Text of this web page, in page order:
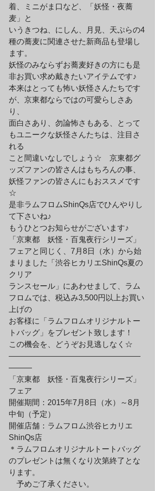
着、ミニがま口など、「妖怪・夜蕎
麦」と
いうきつね、にしん、月見、天ぷらの4
種の蕎麦に関連させた新商品も登場し
ます。
妖怪のみならずお蕎麦好きの方にも是
非お買い求め戴きたいアイテムです♪
本来はとっても怖い妖怪さんたちです
が、京東都ならではの可愛らしさあ
り、
面白さあり、勿論怖さもある、とって
もユニークな妖怪さんたちは、注目さ
れる
こと間違いなしでしょう☆　京東都グ
ッズファンの皆さんはもちろんの事、
妖怪ファンの皆さんにもおススメです
☆
是非ラムフロムShinQs店でひんやりし
て下さいね♪
もうひとつお知らせがございます♪
「京東都　妖怪・百鬼夜行シリーズ」
フェアと同じく、7月8日（水）から始
まりました「渋谷ヒカリエShinQs夏の
クリア
ランスセール」にあわせまして、ラム
フロムでは、税込み3,500円以上お買い
上げの
お客様に「ラムフロムオリジナルトー
トバッグ」をプレゼント致します！
この機会を、どうぞお見逃しなく☆
—————————————————
———
「京東都　妖怪・百鬼夜行シリーズ」
フェア
開催期間：2015年7月8日（水）～8月
中旬（予定）
開催店舗：ラムフロム渋谷ヒカリエ
ShinQs店
＊ラムフロムオリジナルトートバッグ
のプレゼントは無くなり次第終了とな
ります。
予めご了承ください。